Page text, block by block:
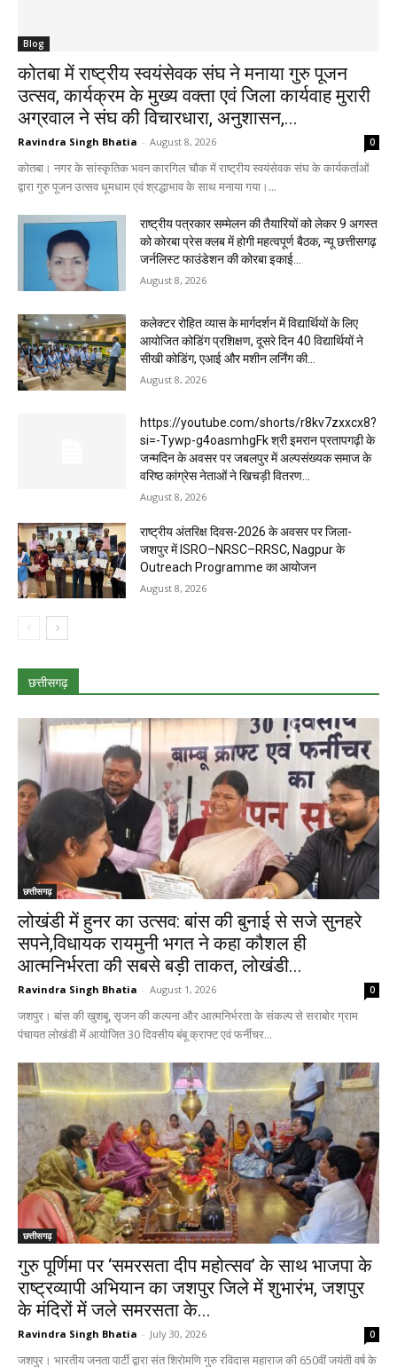
Blog
कोतबा में राष्ट्रीय स्वयंसेवक संघ ने मनाया गुरु पूजन
उत्सव, कार्यक्रम के मुख्य वक्ता एवं जिला कार्यवाह मुरारी
अग्रवाल ने संघ की विचारधारा, अनुशासन,...
Ravindra Singh Bhatia - August 8, 2026 0
कोतबा। नगर के सांस्कृतिक भवन कारगिल चौक में राष्ट्रीय स्वयंसेवक संघ के कार्यकर्ताओं
द्वारा गुरु पूजन उत्सव धूमधाम एवं श्रद्धाभाव के साथ मनाया गया।...
राष्ट्रीय पत्रकार सम्मेलन की तैयारियों को लेकर 9 अगस्त
को कोरबा प्रेस क्लब में होगी महत्वपूर्ण बैठक, न्यू छत्तीसगढ़
जर्नलिस्ट फाउंडेशन की कोरबा इकाई...
August 8, 2026
कलेक्टर रोहित व्यास के मार्गदर्शन में विद्यार्थियों के लिए
आयोजित कोडिंग प्रशिक्षण, दूसरे दिन 40 विद्यार्थियों ने
सीखी कोडिंग, एआई और मशीन लर्निंग की...
August 8, 2026
https://youtube.com/shorts/r8kv7zxxcx8?
si=-Tywp-g4oasmhgFk श्री इमरान प्रतापगढ़ी के
जन्मदिन के अवसर पर जबलपुर में अल्पसंख्यक समाज के
वरिष्ठ कांग्रेस नेताओं ने खिचड़ी वितरण...
August 8, 2026
राष्ट्रीय अंतरिक्ष दिवस-2026 के अवसर पर जिला-
जशपुर में ISRO–NRSC–RRSC, Nagpur के
Outreach Programme का आयोजन
August 8, 2026
छत्तीसगढ़
छत्तीसगढ़
लोखंडी में हुनर का उत्सव: बांस की बुनाई से सजे सुनहरे
सपने,विधायक रायमुनी भगत ने कहा कौशल ही
आत्मनिर्भरता की सबसे बड़ी ताकत, लोखंडी...
Ravindra Singh Bhatia - August 1, 2026 0
जशपुर। बांस की खुशबू, सृजन की कल्पना और आत्मनिर्भरता के संकल्प से सराबोर ग्राम
पंचायत लोखंडी में आयोजित 30 दिवसीय बंबू क्राफ्ट एवं फर्नीचर...
छत्तीसगढ़
गुरु पूर्णिमा पर ‘समरसता दीप महोत्सव’ के साथ भाजपा के
राष्ट्रव्यापी अभियान का जशपुर जिले में शुभारंभ, जशपुर
के मंदिरों में जले समरसता के...
Ravindra Singh Bhatia - July 30, 2026 0
जशपुर। भारतीय जनता पार्टी द्वारा संत शिरोमणि गुरु रविदास महाराज की 650वीं जयंती वर्ष के